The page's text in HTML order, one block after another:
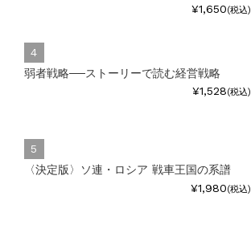
¥1,650(税込)
弱者戦略──ストーリーで読む経営戦略
¥1,528(税込)
〈決定版〉ソ連・ロシア 戦車王国の系譜
¥1,980(税込)